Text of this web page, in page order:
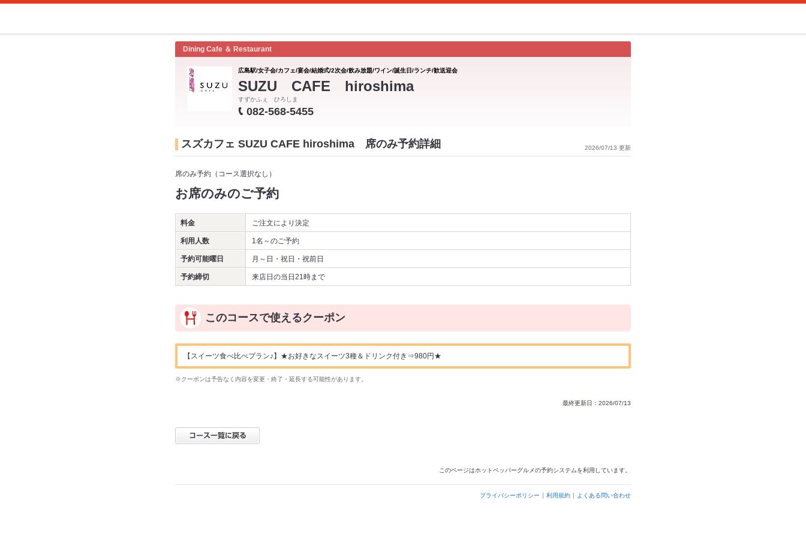
Dining Cafe ＆ Restaurant
広島駅/女子会/カフェ/宴会/結婚式/2次会/飲み放題/ワイン/誕生日/ランチ/歓送迎会
SUZU CAFE hiroshima
すずかふぇ ひろしま
082-568-5455
2026/07/13 更新
スズカフェ SUZU CAFE hiroshima 席のみ予約詳細
席のみ予約（コース選択なし）
お席のみのご予約
料金 ご注文により決定
利用人数 1名～のご予約
予約可能曜日 月～日・祝日・祝前日
予約締切 来店日の当日21時まで
このコースで使えるクーポン
【スイーツ食べ比べプラン♪】★お好きなスイーツ3種＆ドリンク付き⇒980円★
※クーポンは予告なく内容を変更・終了・延長する可能性があります。
最終更新日：2026/07/13
このページはホットペッパーグルメの予約システムを利用しています。
プライバシーポリシー 利用規約 よくある問い合わせ